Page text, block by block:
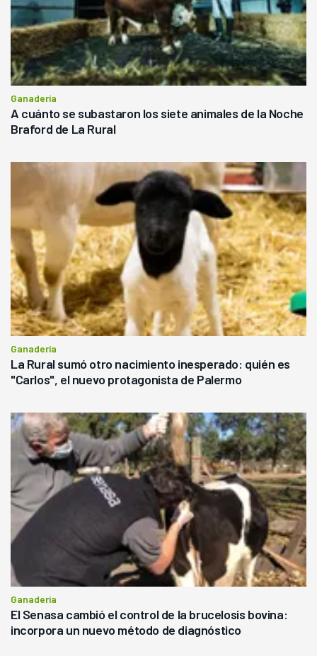
Ganadería
A cuánto se subastaron los siete animales de la Noche
Braford de La Rural
Ganadería
La Rural sumó otro nacimiento inesperado: quién es
"Carlos", el nuevo protagonista de Palermo
Ganadería
El Senasa cambió el control de la brucelosis bovina:
incorpora un nuevo método de diagnóstico